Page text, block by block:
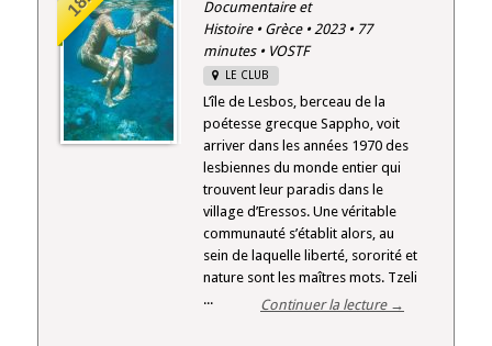
Documentaire et
Histoire • Grèce • 2023 • 77
minutes • VOSTF
LE CLUB
L’île de Lesbos, berceau de la
poétesse grecque Sappho, voit
arriver dans les années 1970 des
lesbiennes du monde entier qui
trouvent leur paradis dans le
village d’Eressos. Une véritable
communauté s’établit alors, au
sein de laquelle liberté, sororité et
nature sont les maîtres mots. Tzeli
...
Continuer la lecture →